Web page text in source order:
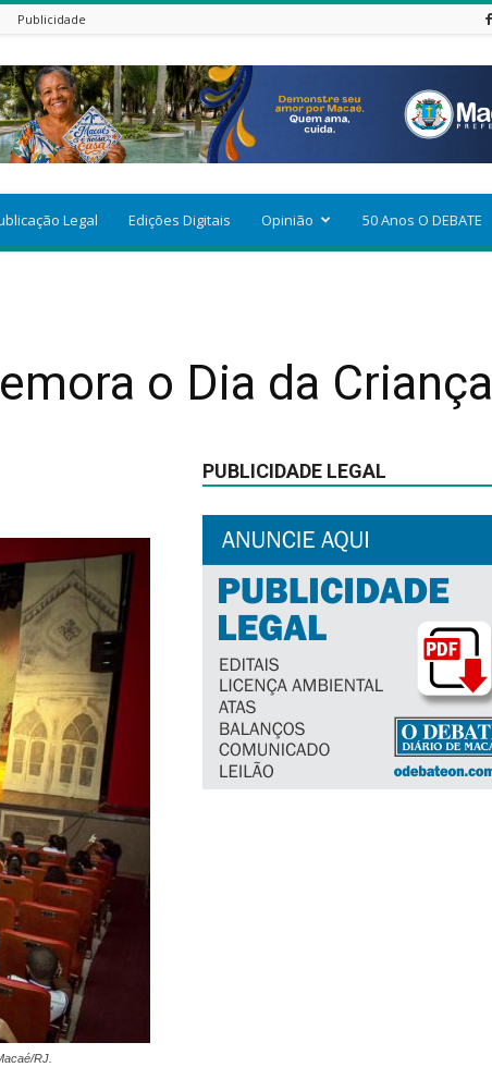
Publicidade
Legal Edições Digitais Opinião 50 Anos O DEBATE
o Dia da Criança
RJ.
PUBLICIDADE LEGAL